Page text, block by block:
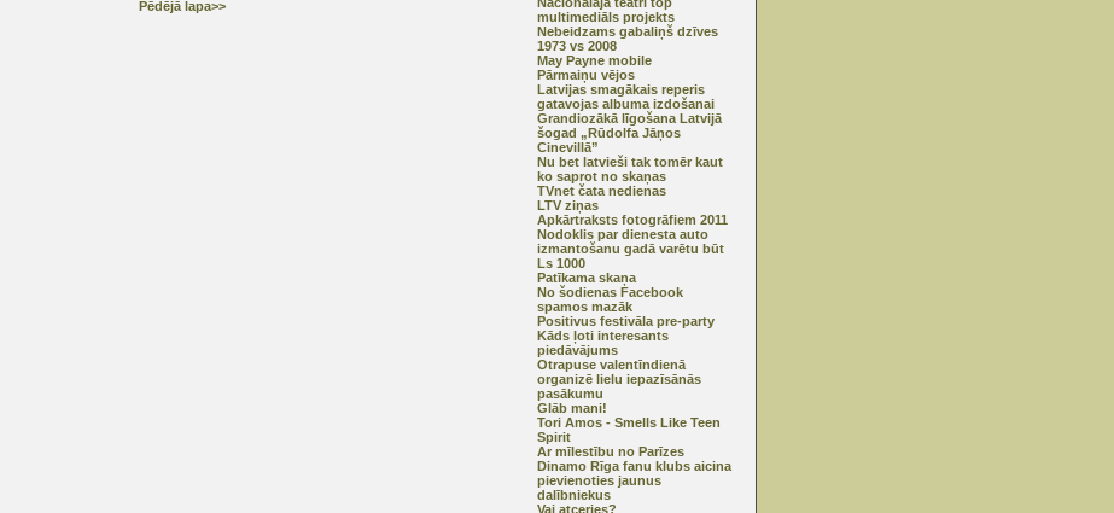
Pēdējā lapa>>
multimediāls projekts
Nebeidzams gabaliņš dzīves
1973 vs 2008
May Payne mobile
Pārmaiņu vējos
Latvijas smagākais reperis
gatavojas albuma izdošanai
Grandiozākā līgošana Latvijā
šogad „Rūdolfa Jāņos
Cinevillā”
Nu bet latvieši tak tomēr kaut
ko saprot no skaņas
TVnet čata nedienas
LTV ziņas
Apkārtraksts fotogrāfiem 2011
Nodoklis par dienesta auto
izmantošanu gadā varētu būt
Ls 1000
Patīkama skaņa
No šodienas Facebook
spamos mazāk
Positivus festivāla pre-party
Kāds ļoti interesants
piedāvājums
Otrapuse valentīndienā
organizē lielu iepazīsānās
pasākumu
Glāb mani!
Tori Amos - Smells Like Teen
Spirit
Ar mīlestību no Parīzes
Dinamo Rīga fanu klubs aicina
pievienoties jaunus
dalībniekus
Vai atceries?